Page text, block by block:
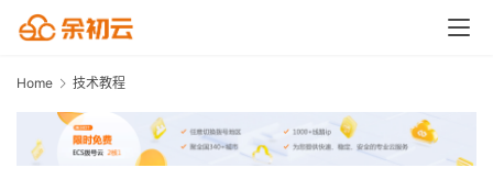
Home 技术教程